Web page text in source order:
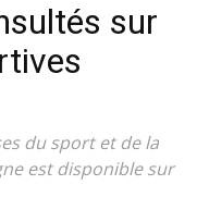
sur
du sport et de la
est disponible sur